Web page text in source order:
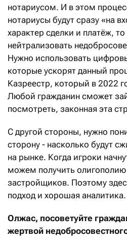
нотариусом. И в этом
нотариусы будут сразу «на
характер сделки и платёж,
нейтрализовать
Нужно использовать
которые ускорят данный
Казреестр, который в 2022
Любой гражданин сможет
посмотреть, законная эта
С другой стороны, нужно
сторону - насколько будут
на рынке. Когда игроки
можем получить
застройщиков. Поэтому
подход и хорошая аналитика.
Олжас, посоветуйте
жертвой